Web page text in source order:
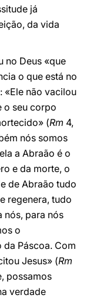
já
da vida
no Deus «que
o que está no
«Ele não vacilou
o seu corpo
(Rm 4,
nós somos
a Abraão é o
e da morte, o
de Abraão tudo
regenera, tudo
nós, para nós
o
Páscoa. Com
Jesus» (Rm
possamos
verdade